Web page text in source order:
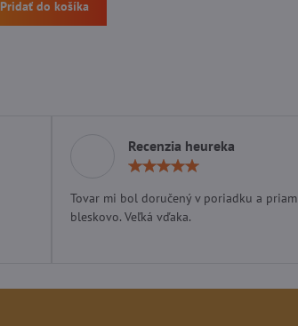
Pridať do košíka
Recenzia heureka
/
5
Tovar mi bol doručený v poriadku a priam
bleskovo. Veľká vďaka.